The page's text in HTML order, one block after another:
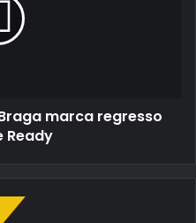
marca regresso
Ready